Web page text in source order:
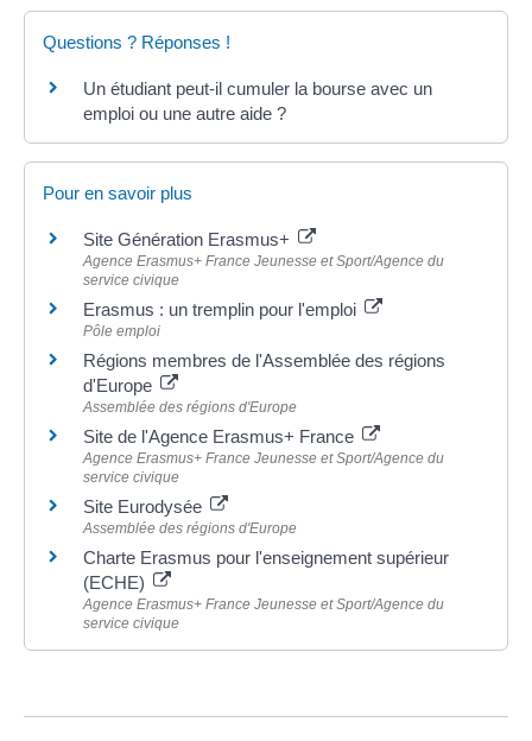
Questions ? Réponses !
Un étudiant peut-il cumuler la bourse avec un
emploi ou une autre aide ?
Pour en savoir plus
Site Génération Erasmus+
Agence Erasmus+ France Jeunesse et Sport/Agence du
service civique
Erasmus : un tremplin pour l'emploi
Pôle emploi
Régions membres de l'Assemblée des régions
d'Europe
Assemblée des régions d'Europe
Site de l'Agence Erasmus+ France
Agence Erasmus+ France Jeunesse et Sport/Agence du
service civique
Site Eurodysée
Assemblée des régions d'Europe
Charte Erasmus pour l'enseignement supérieur
(ECHE)
Agence Erasmus+ France Jeunesse et Sport/Agence du
service civique